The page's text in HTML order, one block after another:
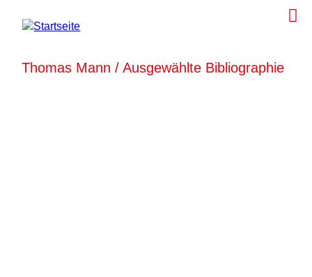
Thomas Mann / Ausgewählte Bibliographie